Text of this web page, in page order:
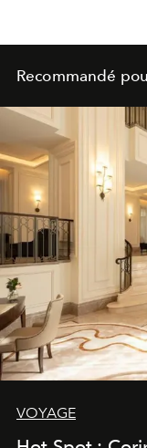
Recommandé
VOYAGE